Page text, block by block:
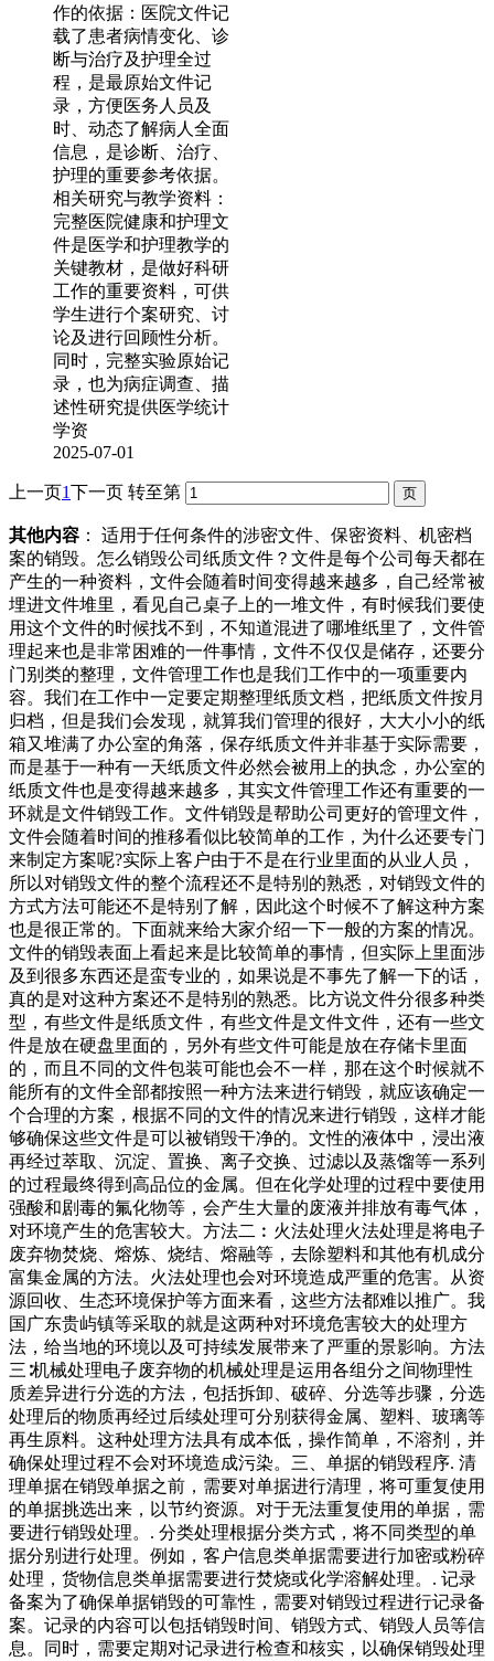
作的依据：医院文件记
载了患者病情变化、诊
断与治疗及护理全过
程，是最原始文件记
录，方便医务人员及
时、动态了解病人全面
信息，是诊断、治疗、
护理的重要参考依据。
相关研究与教学资料：
完整医院健康和护理文
件是医学和护理教学的
关键教材，是做好科研
工作的重要资料，可供
学生进行个案研究、讨
论及进行回顾性分析。
同时，完整实验原始记
录，也为病症调查、描
述性研究提供医学统计
学资
2025-07-01
上一页1下一页 转至第
其他内容 ： 适用于任何条件的涉密文件、保密资料、机密档
案的销毁。怎么销毁公司纸质文件？文件是每个公司每天都在
产生的一种资料，文件会随着时间变得越来越多，自己经常被
埋进文件堆里，看见自己桌子上的一堆文件，有时候我们要使
用这个文件的时候找不到，不知道混进了哪堆纸里了，文件管
理起来也是非常困难的一件事情，文件不仅仅是储存，还要分
门别类的整理，文件管理工作也是我们工作中的一项重要内
容。我们在工作中一定要定期整理纸质文档，把纸质文件按月
归档，但是我们会发现，就算我们管理的很好，大大小小的纸
箱又堆满了办公室的角落，保存纸质文件并非基于实际需要，
而是基于一种有一天纸质文件必然会被用上的执念，办公室的
纸质文件也是变得越来越多，其实文件管理工作还有重要的一
环就是文件销毁工作。文件销毁是帮助公司更好的管理文件，
文件会随着时间的推移看似比较简单的工作，为什么还要专门
来制定方案呢?实际上客户由于不是在行业里面的从业人员，
所以对销毁文件的整个流程还不是特别的熟悉，对销毁文件的
方式方法可能还不是特别了解，因此这个时候不了解这种方案
也是很正常的。下面就来给大家介绍一下一般的方案的情况。
文件的销毁表面上看起来是比较简单的事情，但实际上里面涉
及到很多东西还是蛮专业的，如果说是不事先了解一下的话，
真的是对这种方案还不是特别的熟悉。比方说文件分很多种类
型，有些文件是纸质文件，有些文件是文件文件，还有一些文
件是放在硬盘里面的，另外有些文件可能是放在存储卡里面
的，而且不同的文件包装可能也会不一样，那在这个时候就不
能所有的文件全部都按照一种方法来进行销毁，就应该确定一
个合理的方案，根据不同的文件的情况来进行销毁，这样才能
够确保这些文件是可以被销毁干净的。文性的液体中，浸出液
再经过萃取、沉淀、置换、离子交换、过滤以及蒸馏等一系列
的过程最终得到高品位的金属。但在化学处理的过程中要使用
强酸和剧毒的氟化物等，会产生大量的废液并排放有毒气体，
对环境产生的危害较大。方法二︰火法处理火法处理是将电子
废弃物焚烧、熔炼、烧结、熔融等，去除塑料和其他有机成分
富集金属的方法。火法处理也会对环境造成严重的危害。从资
源回收、生态环境保护等方面来看，这些方法都难以推广。我
国广东贵屿镇等采取的就是这两种对环境危害较大的处理方
法，给当地的环境以及可持续发展带来了严重的景影响。方法
三∶机械处理电子废弃物的机械处理是运用各组分之间物理性
质差异进行分选的方法，包括拆卸、破碎、分选等步骤，分选
处理后的物质再经过后续处理可分别获得金属、塑料、玻璃等
再生原料。这种处理方法具有成本低，操作简单，不溶剂，并
确保处理过程不会对环境造成污染。三、单据的销毁程序. 清
理单据在销毁单据之前，需要对单据进行清理，将可重复使用
的单据挑选出来，以节约资源。对于无法重复使用的单据，需
要进行销毁处理。. 分类处理根据分类方式，将不同类型的单
据分别进行处理。例如，客户信息类单据需要进行加密或粉碎
处理，货物信息类单据需要进行焚烧或化学溶解处理。. 记录
备案为了确保单据销毁的可靠性，需要对销毁过程进行记录备
案。记录的内容可以包括销毁时间、销毁方式、销毁人员等信
息。同时，需要定期对记录进行检查和核实，以确保销毁处理